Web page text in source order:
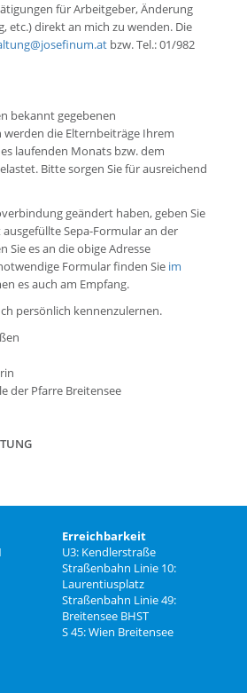
für Arbeitgeber, Änderung
etc.) direkt an mich zu wenden. Die
bzw. Tel.: 01/982
bekannt gegebenen
die Elternbeiträge Ihrem
laufenden Monats bzw. dem
Bitte sorgen Sie für ausreichend
geändert haben, geben Sie
Sepa-Formular an der
Sie es an die obige Adresse
Formular finden Sie im
es auch am Empfang.
persönlich kennenzulernen.
der Pfarre Breitensee
Erreichbarkeit
U3: Kendlerstraße
Straßenbahn Linie 10:
Laurentiusplatz
Straßenbahn Linie 49:
Breitensee BHST
S 45: Wien Breitensee